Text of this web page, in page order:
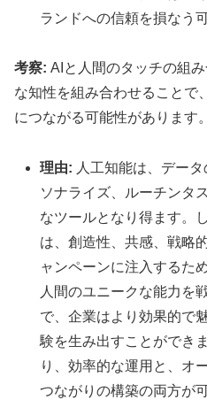
ランドへの信頼を損なう
考察: AIと人間のタッチの組
な知性を組み合わせることで
につながる可能性があります。
理由: 人工知能は、デー
ソナライズ、ルーチンタ
なツールとなり得ます。
は、創造性、共感、戦略
ャンペーンに注入するた
人間のユニークな能力を
で、企業はより効果的で
験を生み出すことができ
り、効率的な運用と、オ
つながりの構築の両方が